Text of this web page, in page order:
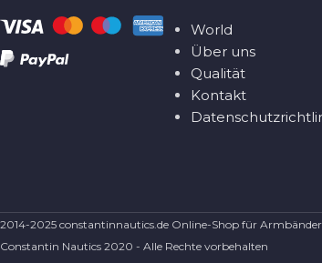
World
Über uns
Qualität
Kontakt
2014-2025 constantinnautics.de Online-Shop für
Constantin Nautics 2020 - Alle Rechte vorbehalten